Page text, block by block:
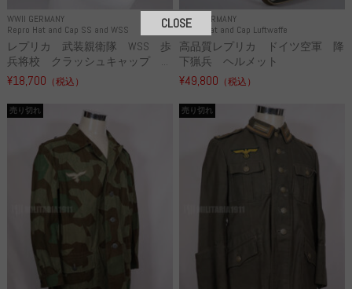
WWII GERMANY
Repro Hat and Cap SS and WSS
レプリカ 武装親衛隊 WSS 歩
兵将校 クラッシュキャップ ...
¥18,700 （税込）
WWII GERMANY
Repro Hat and Cap Luftwaffe
高品質レプリカ ドイツ空軍 降
下猟兵 ヘルメット
¥49,800 （税込）
売り切れ 売り切れ
CLOSE